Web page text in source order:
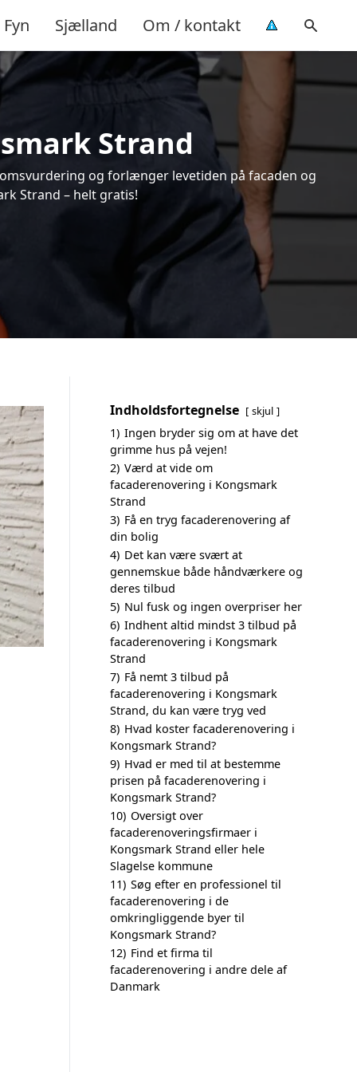
Fyn Sjælland Om / kontakt
Strand
og forlænger levetiden på facaden og
Strand – helt gratis!
Indholdsfortegnelse skjul
1) Ingen bryder sig om at have det
grimme hus på vejen!
2) Værd at vide om
facaderenovering i Kongsmark
Strand
3) Få en tryg facaderenovering af
din bolig
4) Det kan være svært at
gennemskue både håndværkere og
deres tilbud
5) Nul fusk og ingen overpriser her
6) Indhent altid mindst 3 tilbud på
facaderenovering i Kongsmark
Strand
7) Få nemt 3 tilbud på
facaderenovering i Kongsmark
Strand, du kan være tryg ved
8) Hvad koster facaderenovering i
Kongsmark Strand?
9) Hvad er med til at bestemme
prisen på facaderenovering i
Kongsmark Strand?
10) Oversigt over
facaderenoveringsfirmaer i
Kongsmark Strand eller hele
Slagelse kommune
11) Søg efter en professionel til
facaderenovering i de
omkringliggende byer til
Kongsmark Strand?
12) Find et firma til
facaderenovering i andre dele af
Danmark